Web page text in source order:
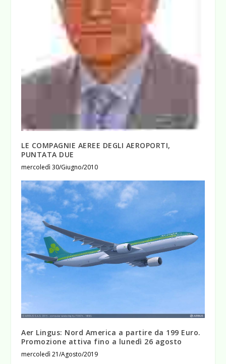
LE COMPAGNIE AEREE DEGLI AEROPORTI,
PUNTATA DUE
mercoledì 30/Giugno/2010
Aer Lingus: Nord America a partire da 199 Euro.
Promozione attiva fino a lunedì 26 agosto
mercoledì 21/Agosto/2019